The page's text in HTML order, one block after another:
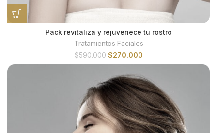
Pack revitaliza y rejuvenece tu rostro
Tratamientos Faciales
$590.000 El
precio
original
era:
$590.000.
$270.000El
precio
es:
$270.000.